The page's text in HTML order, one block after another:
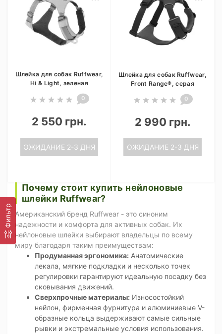
Фильтр
Шлейка для собак Ruffwear,
Hi & Light, зеленая
0
2 550 грн.
ОЖИДАНИЕ 2-3 ДНЯ
Шлейка для собак Ruffwear,
Front Range®, серая
0
2 990 грн.
ОЖИДАНИЕ 2-3 ДНЯ
Почему стоит купить нейлоновые
шлейки Ruffwear?
Американский бренд Ruffwear - это синоним
надежности и комфорта для активных собак. Их
нейлоновые шлейки выбирают владельцы по всему
миру благодаря таким преимуществам:
Продуманная эргономика: Анатомические
лекала, мягкие подкладки и несколько точек
регулировки гарантируют идеальную посадку без
сковывания движений.
Сверхпрочные материалы: Износостойкий
нейлон, фирменная фурнитура и алюминиевые V-
образные кольца выдерживают самые сильные
рывки и экстремальные условия использования.